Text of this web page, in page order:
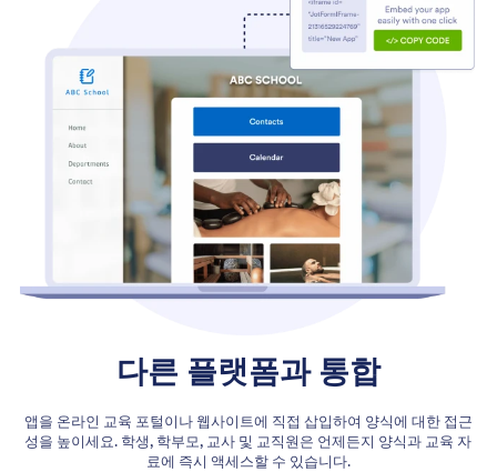
다른 플랫폼과 통합
앱을 온라인 교육 포털이나 웹사이트에 직접 삽입하여 양식에 대한 접근
성을 높이세요. 학생, 학부모, 교사 및 교직원은 언제든지 양식과 교육 자
료에 즉시 액세스할 수 있습니다.